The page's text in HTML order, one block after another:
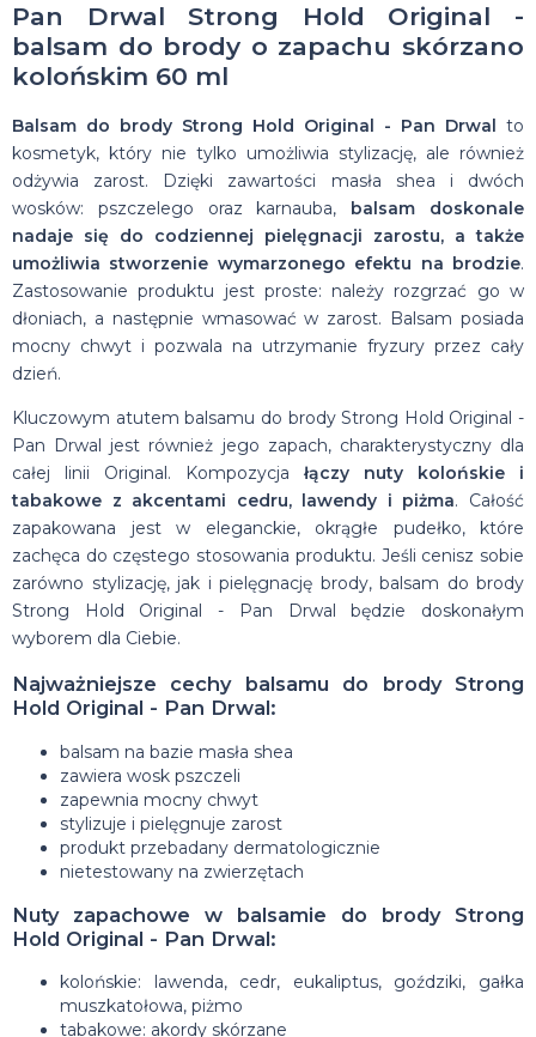
Pan Drwal Strong Hold Original -
balsam do brody o zapachu skórzano
kolońskim 60 ml
Balsam do brody Strong Hold Original - Pan Drwal to
kosmetyk, który nie tylko umożliwia stylizację, ale również
odżywia zarost. Dzięki zawartości masła shea i dwóch
wosków: pszczelego oraz karnauba, balsam doskonale
nadaje się do codziennej pielęgnacji zarostu, a także
umożliwia stworzenie wymarzonego efektu na brodzie.
Zastosowanie produktu jest proste: należy rozgrzać go w
dłoniach, a następnie wmasować w zarost. Balsam posiada
mocny chwyt i pozwala na utrzymanie fryzury przez cały
dzień.
Kluczowym atutem balsamu do brody Strong Hold Original -
Pan Drwal jest również jego zapach, charakterystyczny dla
całej linii Original. Kompozycja łączy nuty kolońskie i
tabakowe z akcentami cedru, lawendy i piżma. Całość
zapakowana jest w eleganckie, okrągłe pudełko, które
zachęca do częstego stosowania produktu. Jeśli cenisz sobie
zarówno stylizację, jak i pielęgnację brody, balsam do brody
Strong Hold Original - Pan Drwal będzie doskonałym
wyborem dla Ciebie.
Najważniejsze cechy balsamu do brody Strong
Hold Original - Pan Drwal:
balsam na bazie masła shea
zawiera wosk pszczeli
zapewnia mocny chwyt
stylizuje i pielęgnuje zarost
produkt przebadany dermatologicznie
nietestowany na zwierzętach
Nuty zapachowe w balsamie do brody Strong
Hold Original - Pan Drwal:
kolońskie: lawenda, cedr, eukaliptus, goździki, gałka
muszkatołowa, piżmo
tabakowe: akordy skórzane